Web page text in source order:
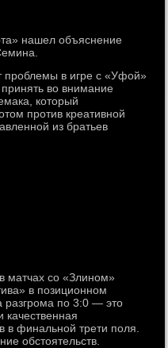
нашел объяснение
проблемы в игре с «Уфой»
во внимание
который
против креативной
из братьев
матчах со «Злином»
в позиционном
разгрома по 3:0 — это
качественная
в финальной трети поля.
обстоятельств.